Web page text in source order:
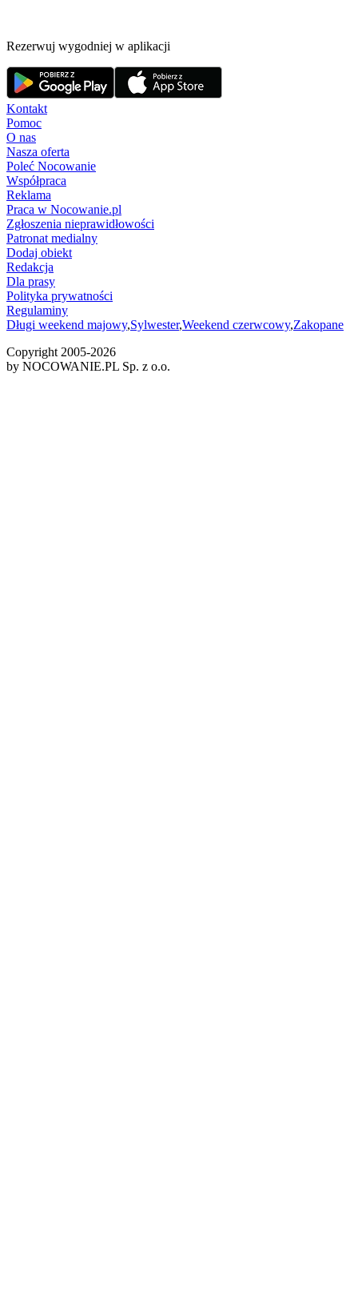
Rezerwuj wygodniej w aplikacji
Kontakt
Pomoc
O nas
Nasza oferta
Poleć Nocowanie
Współpraca
Reklama
Praca w Nocowanie.pl
Zgłoszenia nieprawidłowości
Patronat medialny
Dodaj obiekt
Redakcja
Dla prasy
Polityka prywatności
Regulaminy
Długi weekend majowy,Sylwester,Weekend czerwcowy,Zakopane
Copyright 2005-2026
by NOCOWANIE.PL Sp. z o.o.